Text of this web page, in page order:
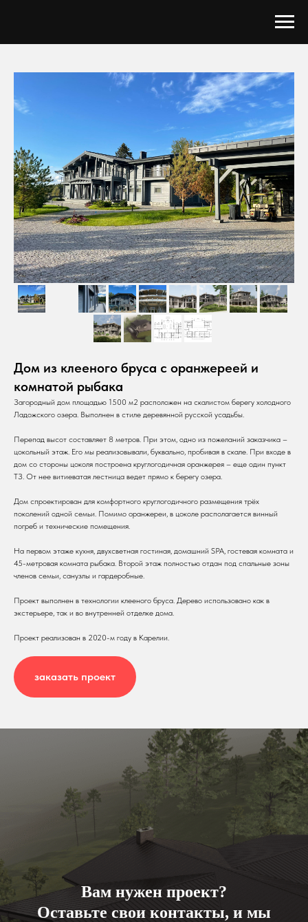
Дом из клееного бруса с оранжереей и
комнатой рыбака
Загородный дом площадью 1500 м2 расположен на скалистом берегу холодного
Ладожского озера. Выполнен в стиле деревянной русской усадьбы.
Перепад высот составляет 8 метров. При этом, одно из пожеланий заказчика –
цокольный этаж. Его мы реализовывали, буквально, пробивая в скале. При входе в
дом со стороны цоколя построена круглогодичная оранжерея – еще один пункт
ТЗ. От нее витиеватая лестница ведет прямо к берегу озера.
Дом спроектирован для комфортного круглогодичного размещения трёх
поколений одной семьи. Помимо оранжереи, в цоколе располагается винный
погреб и технические помещения.
На первом этаже кухня, двухсветная гостиная, домашний SPA, гостевая комната и
45-метровая комната рыбака. Второй этаж полностью отдан под спальные зоны
членов семьи, санузлы и гардеробные.
Проект выполнен в технологии клееного бруса. Дерево использовано как в
экстерьере, так и во внутренней отделке дома.
Проект реализован в 2020-м году в Карелии.
заказать проект
Вам нужен проект?
Оставьте свои контакты, и мы